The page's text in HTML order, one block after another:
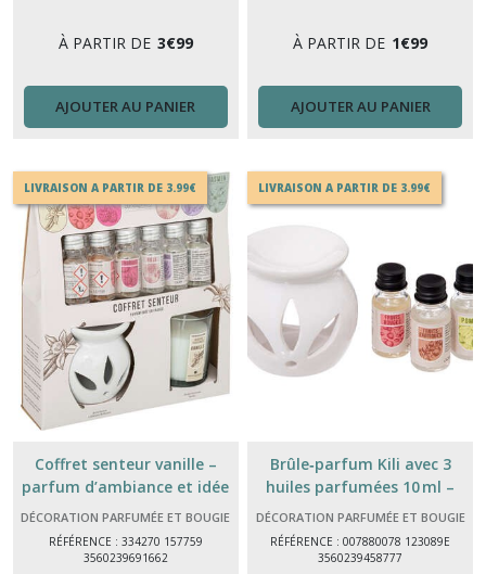
À PARTIR DE 3€99
AJOUTER AU PANIER
À PARTIR DE 1€99
AJOUTER AU PANIER
LIVRAISON A PARTIR DE 3.99€
Coffret senteur vanille –
parfum d’ambiance et idée
cadeau parfumée
DÉCORATION PARFUMÉE ET BOUGIE
RÉFÉRENCE : 334270 157759
3560239691662
LIVRAISON A PARTIR DE 3.99€
Brûle‑parfum Kili avec 3
huiles parfumées 10 ml –
senteurs fruits pour intérieur
DÉCORATION PARFUMÉE ET BOUGIE
RÉFÉRENCE : 007880078 123089E
3560239458777